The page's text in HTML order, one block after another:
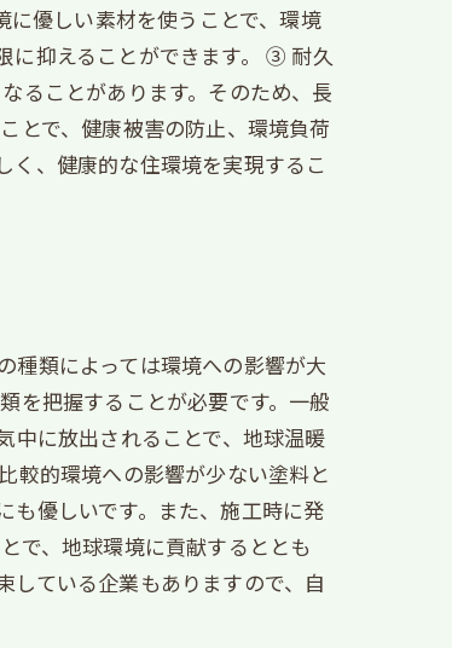
優しい素材を使うことで、環境
に抑えることができます。 ③ 耐久
ることがあります。そのため、長
とで、健康被害の防止、環境負荷
く、健康的な住環境を実現するこ
種類によっては環境への影響が大
を把握することが必要です。一般
中に放出されることで、地球温暖
較的環境への影響が少ない塗料と
も優しいです。また、施工時に発
で、地球環境に貢献するととも
している企業もありますので、自